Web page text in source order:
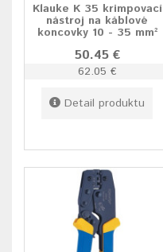
Klauke K 35 krimpovací
nástroj na káblové
koncovky 10 - 35 mm²
50.45 €
62.05 €
Detail produktu